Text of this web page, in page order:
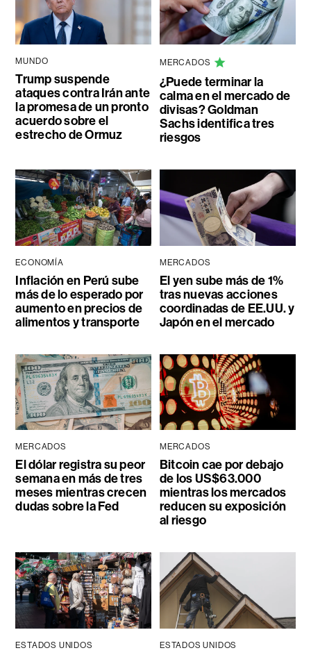
MUNDO
Trump suspende
ataques contra Irán ante
la promesa de un pronto
acuerdo sobre el
estrecho de Ormuz
MERCADOS
¿Puede terminar la
calma en el mercado de
divisas? Goldman
Sachs identifica tres
riesgos
ECONOMÍA
Inflación en Perú sube
más de lo esperado por
aumento en precios de
alimentos y transporte
MERCADOS
El yen sube más de 1%
tras nuevas acciones
coordinadas de EE.UU. y
Japón en el mercado
MERCADOS
El dólar registra su peor
semana en más de tres
meses mientras crecen
dudas sobre la Fed
MERCADOS
Bitcoin cae por debajo
de los US$63.000
mientras los mercados
reducen su exposición
al riesgo
ESTADOS UNIDOS ESTADOS UNIDOS